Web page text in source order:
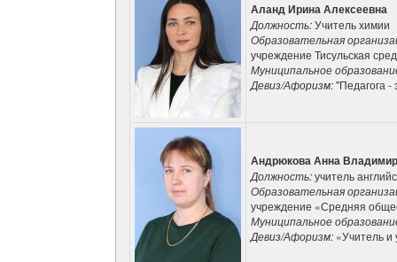
Аланд Ирина Алексеевна
Должность:Учитель химии
Образовательная
учреждение Тисульская
Муниципальное
Девиз/Афоризм:"Педагога
Андрюкова Анна
Должность:учитель
Образовательная
учреждение «Средняя
Муниципальное
Девиз/Афоризм: «Учитель и